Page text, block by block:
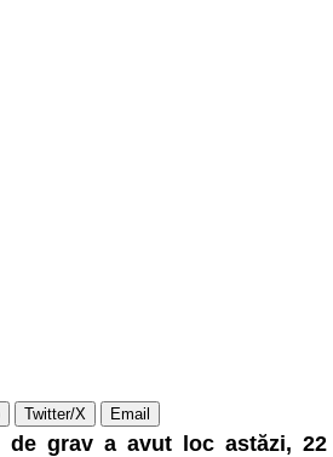
Twitter/X Email
grav a avut loc astăzi,